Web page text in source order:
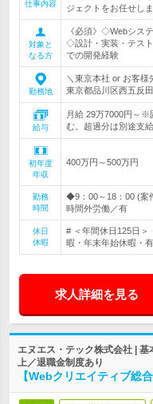
仕事内容
ジェクトをお任せしま
対象と
なる方
《必須》◇Webシス
◇設計・実装・テス
での開発経験
勤務地
＼東京本社 or お客様
東京都品川区西五反
給与
月給 29万7000円～※
む。超過分は別途支
初年度
年収
400万円～500万円
勤務
時間
◆9：00～18：00 (案
時間外労働／有
休日
休暇
# ＜年間休日125日＞
暇・年末年始休暇・
求人詳細を見る
エヌエス・テック株式会社 |
上／退職金制度あり
【Webクリエイティブ総